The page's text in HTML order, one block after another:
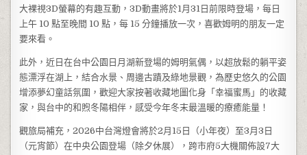
大裸視3D螢幕的有趣互動，3D動畫將於1月31日前限時登場，每日
上午 10 點至晚間 10 點，每 15 分鐘播放一次，喜歡姆明的朋友一定
要來看。
此外，近日在台中公園日月湖新登場的姆明氣偶，以超放鬆的躺平姿
態漂浮在湖上，結合水景、周邊古蹟及綠地景觀，為歷史悠久的公園
增添夢幻童話氛圍，歡迎大家按著收藏地圖化身「幸福蜜馬」的收藏
家，與台中的和煦冬陽相伴，感受今年冬末最溫暖的療癒能量！
觀旅局補充，2026中台灣燈會將於2月15日（小年夜）至3月3日
（元宵節）在中央公園登場（除夕休展），跨市府5大機關佈設7大